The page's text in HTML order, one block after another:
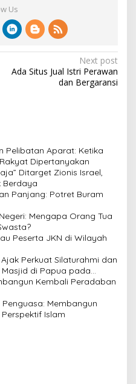
Us
Next post
Ada Situs Jual Istri Perawan
dan Bergaransi
Pelibatan Aparat: Ketika
Dipertanyakan
Ditarget Zionis Israel,
Berdaya
Panjang: Potret Buram
Mengapa Orang Tua
Peserta JKN di Wilayah
Perkuat Silaturahmi dan
di Papua pada
Insan Cita
Kembali Peradaban
Membangun
Islam